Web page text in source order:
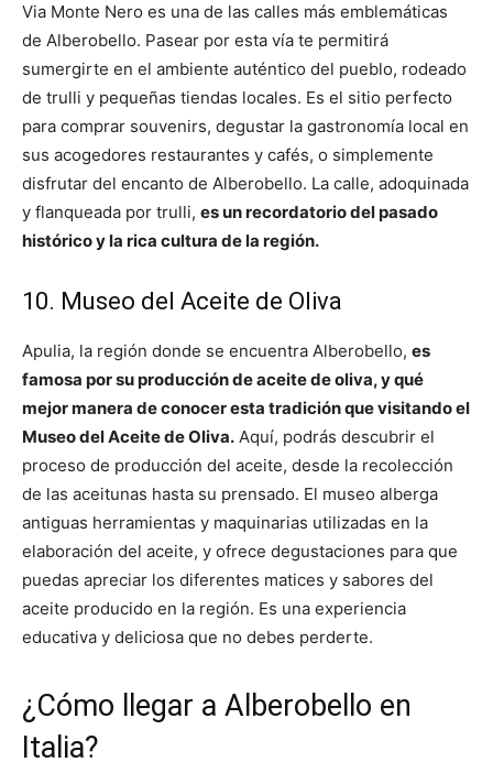
Via Monte Nero es una de las calles más emblemáticas
de Alberobello. Pasear por esta vía te permitirá
sumergirte en el ambiente auténtico del pueblo, rodeado
de trulli y pequeñas tiendas locales. Es el sitio perfecto
para comprar souvenirs, degustar la gastronomía local en
sus acogedores restaurantes y cafés, o simplemente
disfrutar del encanto de Alberobello. La calle, adoquinada
y flanqueada por trulli, es un recordatorio del pasado
histórico y la rica cultura de la región.
10. Museo del Aceite de Oliva
Apulia, la región donde se encuentra Alberobello, es
famosa por su producción de aceite de oliva, y qué
mejor manera de conocer esta tradición que visitando el
Museo del Aceite de Oliva. Aquí, podrás descubrir el
proceso de producción del aceite, desde la recolección
de las aceitunas hasta su prensado. El museo alberga
antiguas herramientas y maquinarias utilizadas en la
elaboración del aceite, y ofrece degustaciones para que
puedas apreciar los diferentes matices y sabores del
aceite producido en la región. Es una experiencia
educativa y deliciosa que no debes perderte.
¿Cómo llegar a Alberobello en
Italia?